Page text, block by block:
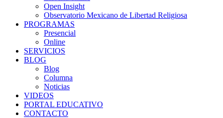
Open Insight
Observatorio Mexicano de Libertad Religiosa
PROGRAMAS
Presencial
Online
SERVICIOS
BLOG
Blog
Columna
Noticias
VIDEOS
PORTAL EDUCATIVO
CONTACTO